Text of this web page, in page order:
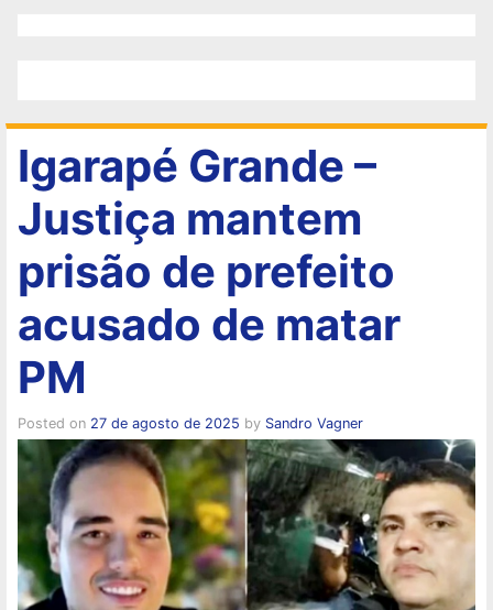
Igarapé Grande –
Justiça mantem
prisão de prefeito
acusado de matar
PM
Posted on 27 de agosto de 2025 by Sandro Vagner